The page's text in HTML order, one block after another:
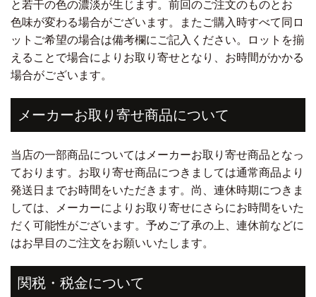
と若干の色の濃淡が生じます。前回のご注文のものとお
色味が変わる場合がございます。またご購入時すべて同ロ
ットご希望の場合は備考欄にご記入ください。ロットを揃
えることで場合によりお取り寄せとなり、お時間がかかる
場合がございます。
メーカーお取り寄せ商品について
当店の一部商品についてはメーカーお取り寄せ商品となっ
ております。お取り寄せ商品につきましては通常商品より
発送日までお時間をいただきます。尚、連休時期につきま
しては、メーカーによりお取り寄せにさらにお時間をいた
だく可能性がございます。予めご了承の上、連休前などに
はお早目のご注文をお願いいたします。
関税・税金について